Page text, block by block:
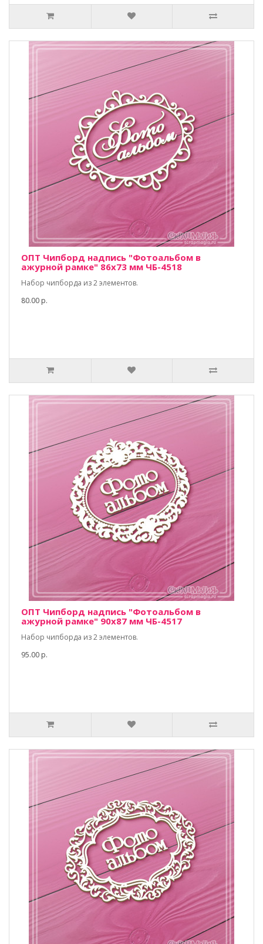
ОПТ Чипборд надпись "Фотоальбом в
ажурной рамке" 86х73 мм ЧБ-4518
Набор чипборда из 2 элементов.
80.00 р.
ОПТ Чипборд надпись "Фотоальбом в
ажурной рамке" 90х87 мм ЧБ-4517
Набор чипборда из 2 элементов.
95.00 р.